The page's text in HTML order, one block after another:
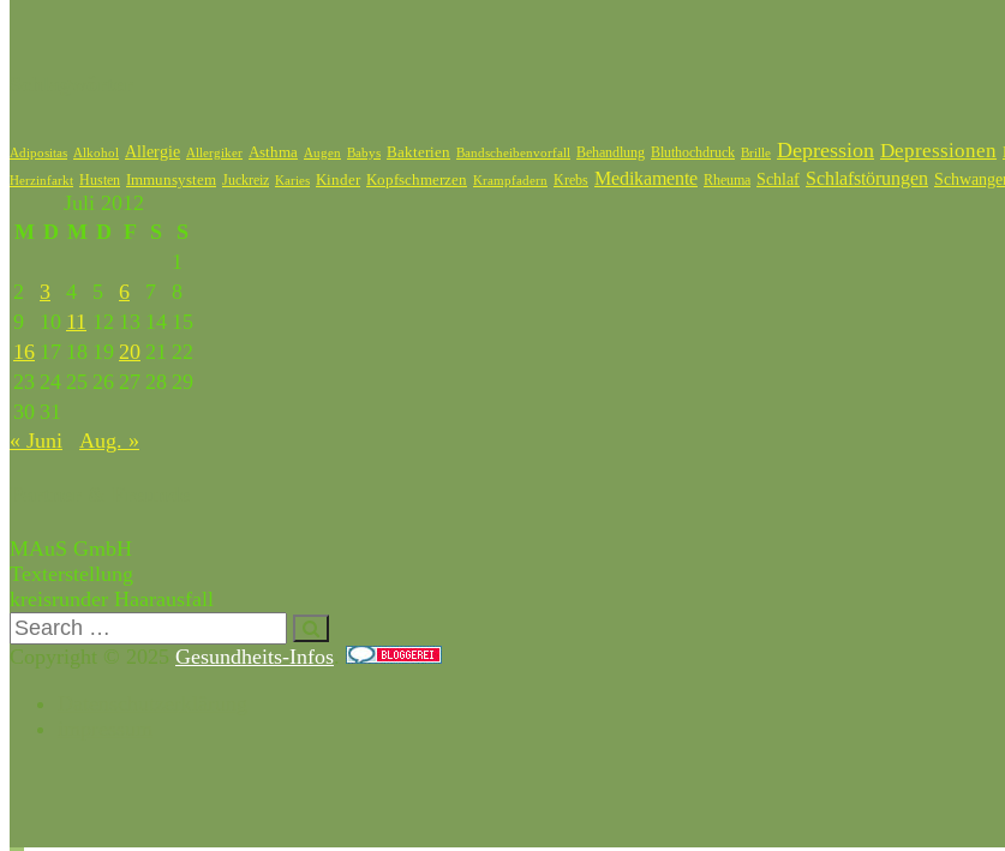
Adipositas Alkohol Allergie Allergiker Asthma Augen Babys Bakterien Bandscheibenvorfall Behandlung Bluthochdruck Brille Depression Depressionen
Herzinfarkt Husten Immunsystem Juckreiz Karies Kinder Kopfschmerzen Krampfadern Krebs Medikamente Rheuma Schlaf Schlafstörungen
Juli 2012
M D M D F S
S
1
2
3 4 5 6 7
8
9
10 11 12 13 14 15
16 17 18 19 20 21 22
23 24 25 26 27 28 29
30 31
« Juni
Aug. »
MAuS GmbH
Texterstellung
kreisrunder Haarausfall
Copyright © 2025 Gesundheits-Infos.